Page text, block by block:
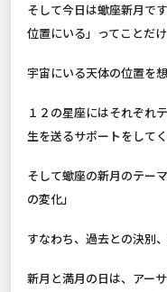
そして今日は蠍座新月で
位置にいる」ってことだ
宇宙にいる天体の位置を
１２の星座にはそれぞれ
生を送るサポートをして
そして蠍座の新月のテー
の変化」
すなわち、過去との決別
新月と満月の日は、アー